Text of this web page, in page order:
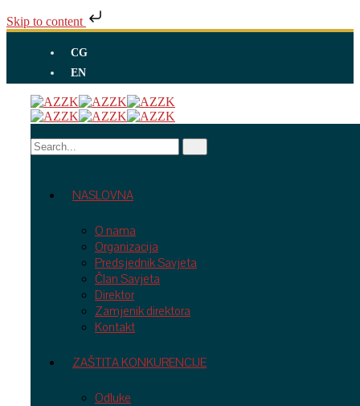
Skip to content
CG
EN
NASLOVNA
O nama
Organizacija
Predsjednik Savjeta
Član Savjeta
Direktor
Zamjenik direktora
Kontakt
ZAŠTITA KONKURENCIJE
Odluke